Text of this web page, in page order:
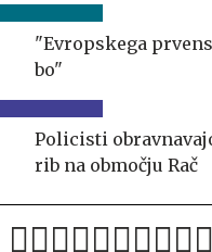
"Evropskega
bo"
Policisti
rib na območju Rač